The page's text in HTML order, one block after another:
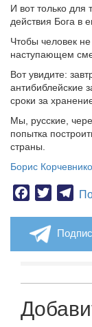
И вот только для
действия Бога в
Чтобы человек
наступающем
Вот увидите:
антибиблейские
сроки за
Мы, русские,
попытка
страны.
Борис
Facebook
Twitter